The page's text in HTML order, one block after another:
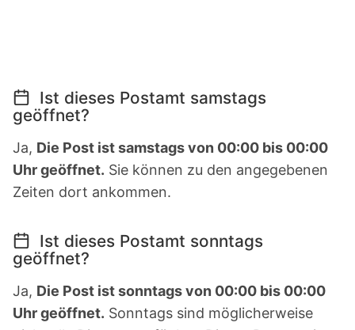
Ist dieses Postamt samstags
geöffnet?
Ja, Die Post ist samstags von 00:00 bis 00:00
Uhr geöffnet. Sie können zu den angegebenen
Zeiten dort ankommen.
Ist dieses Postamt sonntags
geöffnet?
Ja, Die Post ist sonntags von 00:00 bis 00:00
Uhr geöffnet. Sonntags sind möglicherweise